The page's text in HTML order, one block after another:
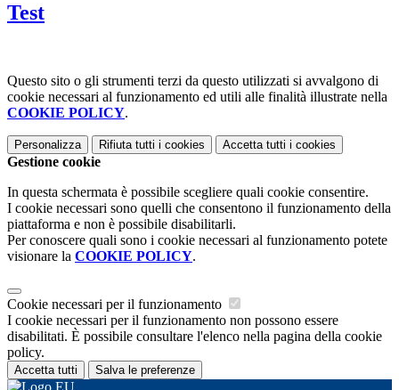
Test
Questo sito o gli strumenti terzi da questo utilizzati si avvalgono di
cookie necessari al funzionamento ed utili alle finalità illustrate nella
COOKIE POLICY.
Personalizza Rifiuta tutti i cookies Accetta tutti i cookies
Gestione cookie
In questa schermata è possibile scegliere quali cookie consentire.
I cookie necessari sono quelli che consentono il funzionamento della
piattaforma e non è possibile disabilitarli.
Per conoscere quali sono i cookie necessari al funzionamento potete
visionare la COOKIE POLICY.
Cookie necessari per il funzionamento
I cookie necessari per il funzionamento non possono essere
disabilitati. È possibile consultare l'elenco nella pagina della cookie
policy.
Accetta tutti Salva le preferenze